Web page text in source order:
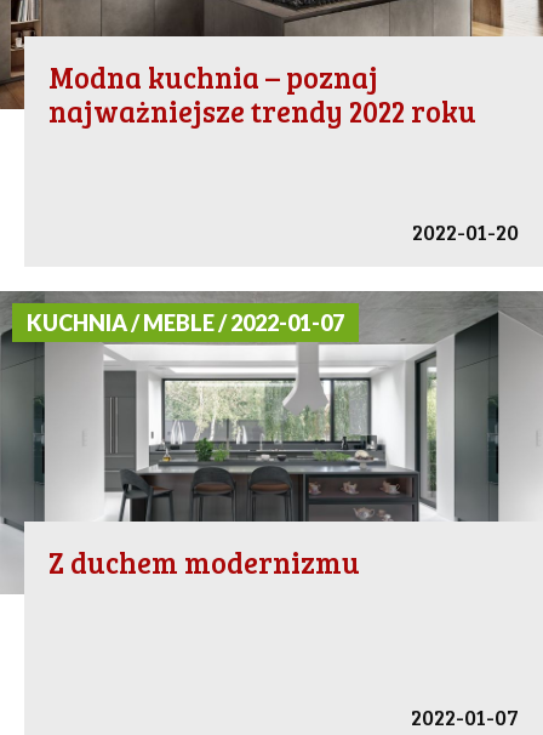
Modna kuchnia – poznaj
najważniejsze trendy 2022 roku
2022-01-20
KUCHNIA / MEBLE / 2022-01-07
Z duchem modernizmu
2022-01-07